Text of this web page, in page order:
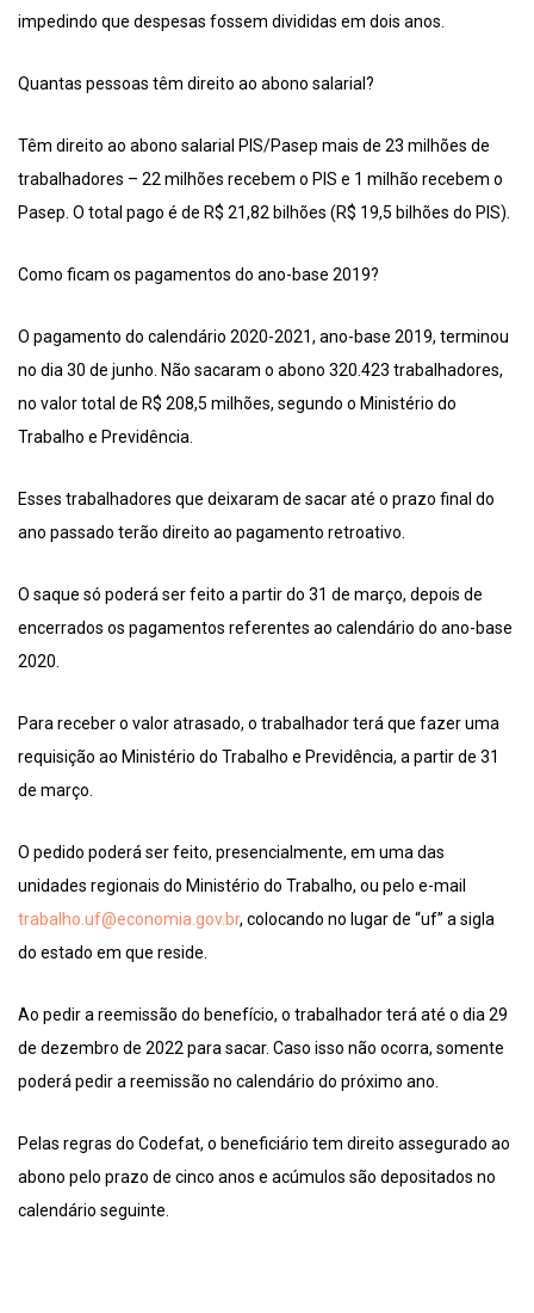
impedindo que despesas fossem divididas em dois anos.
Quantas pessoas têm direito ao abono salarial?
Têm direito ao abono salarial PIS/Pasep mais de 23 milhões de
trabalhadores – 22 milhões recebem o PIS e 1 milhão recebem o
Pasep. O total pago é de R$ 21,82 bilhões (R$ 19,5 bilhões do PIS).
Como ficam os pagamentos do ano-base 2019?
O pagamento do calendário 2020-2021, ano-base 2019, terminou
no dia 30 de junho. Não sacaram o abono 320.423 trabalhadores,
no valor total de R$ 208,5 milhões, segundo o Ministério do
Trabalho e Previdência.
Esses trabalhadores que deixaram de sacar até o prazo final do
ano passado terão direito ao pagamento retroativo.
O saque só poderá ser feito a partir do 31 de março, depois de
encerrados os pagamentos referentes ao calendário do ano-base
2020.
Para receber o valor atrasado, o trabalhador terá que fazer uma
requisição ao Ministério do Trabalho e Previdência, a partir de 31
de março.
O pedido poderá ser feito, presencialmente, em uma das
unidades regionais do Ministério do Trabalho, ou pelo e-mail
trabalho.uf@economia.gov.br, colocando no lugar de “uf” a sigla
do estado em que reside.
Ao pedir a reemissão do benefício, o trabalhador terá até o dia 29
de dezembro de 2022 para sacar. Caso isso não ocorra, somente
poderá pedir a reemissão no calendário do próximo ano.
Pelas regras do Codefat, o beneficiário tem direito assegurado ao
abono pelo prazo de cinco anos e acúmulos são depositados no
calendário seguinte.